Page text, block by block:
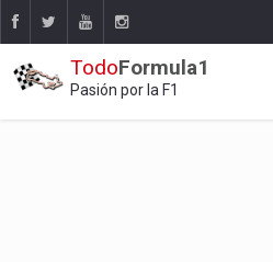
TodoFormula1
Pasión por la F1